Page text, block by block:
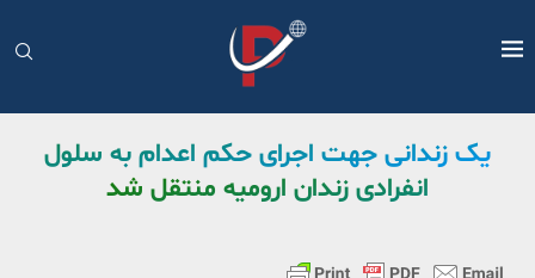
یک زندانی جهت اجرای حکم اعدام به سلول
انفرادی زندان ارومیه منتقل شد